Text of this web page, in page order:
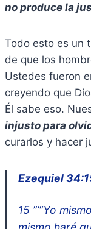
no produce la
Todo esto es un
de que los
Ustedes fueron
creyendo que
Él sabe eso.
injusto para
curarlos y hacer
Ezequiel
15 ”’“Yo